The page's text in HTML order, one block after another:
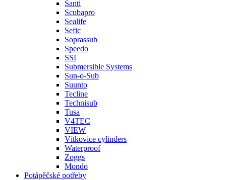
Santi
Scubapro
Sealife
Sefic
Soprassub
Speedo
SSI
Submersible Systems
Sun-o-Sub
Suunto
Tecline
Technisub
Tusa
V4TEC
VIEW
Vítkovice cylinders
Waterproof
Zoggs
Mondo
Potápěčské potřeby